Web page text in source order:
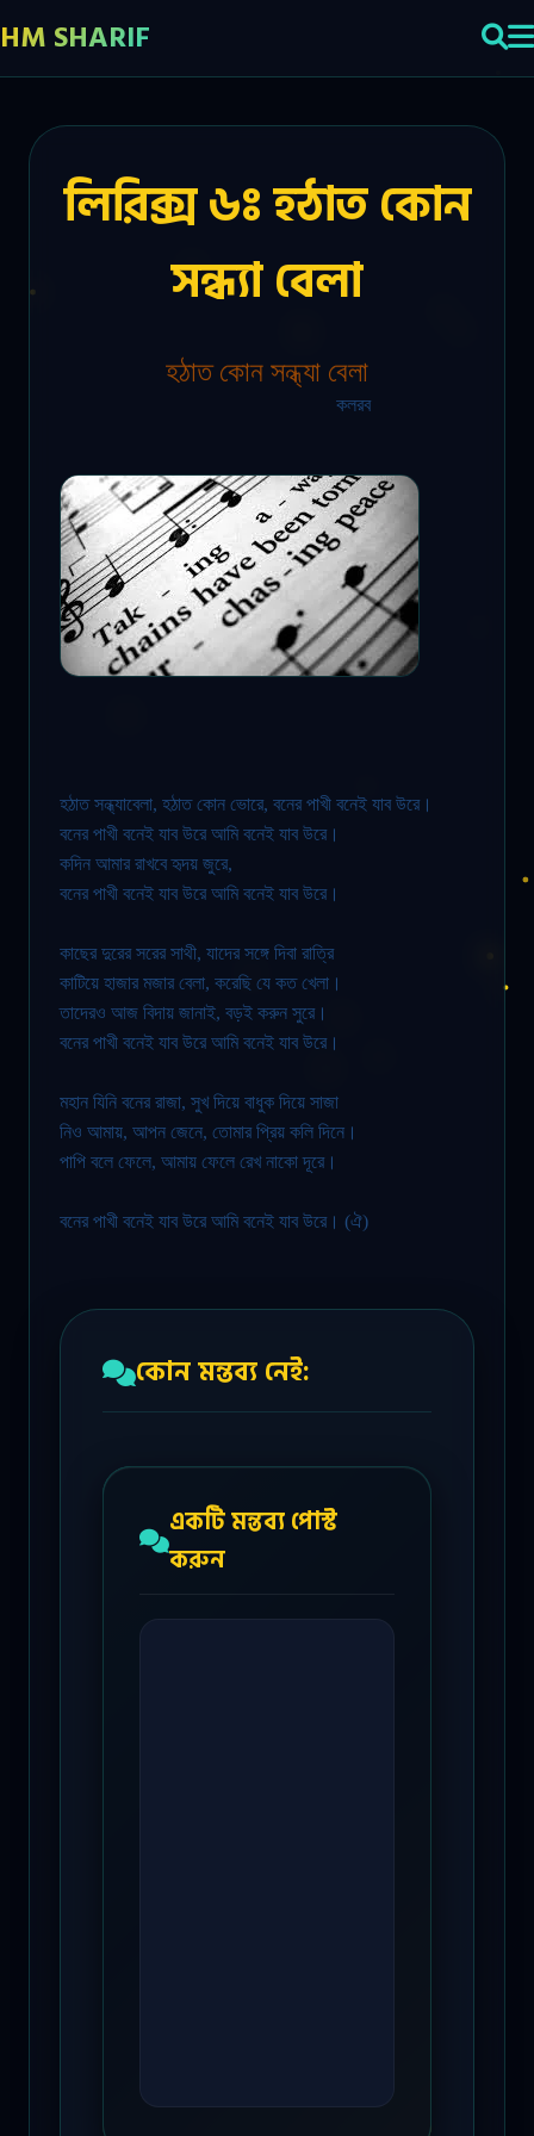
HM SHARIF
লিরিক্স ৬ঃ হঠাত কোন
সন্ধ্যা বেলা
হঠাত কোন সন্ধ্যা বেলা
কলরব
হঠাত সন্ধ্যাবেলা, হঠাত কোন ভোরে, বনের পাখী বনেই যাব উরে।
বনের পাখী বনেই যাব উরে আমি বনেই যাব উরে।
কদিন আমার রাখবে হৃদয় জুরে,
বনের পাখী বনেই যাব উরে আমি বনেই যাব উরে।
কাছের দুরের সরের সাথী, যাদের সঙ্গে দিবা রাত্রি
কাটিয়ে হাজার মজার বেলা, করেছি যে কত খেলা।
তাদেরও আজ বিদায় জানাই, বড়ই করুন সুরে।
বনের পাখী বনেই যাব উরে আমি বনেই যাব উরে।
মহান যিনি বনের রাজা, সুখ দিয়ে বাধুক দিয়ে সাজা
নিও আমায়, আপন জেনে, তোমার প্রিয় কলি দিনে।
পাপি বলে ফেলে, আমায় ফেলে রেখ নাকো দূরে।
বনের পাখী বনেই যাব উরে আমি বনেই যাব উরে। (ঐ)
কোন মন্তব্য নেই:
একটি মন্তব্য পোস্ট
করুন